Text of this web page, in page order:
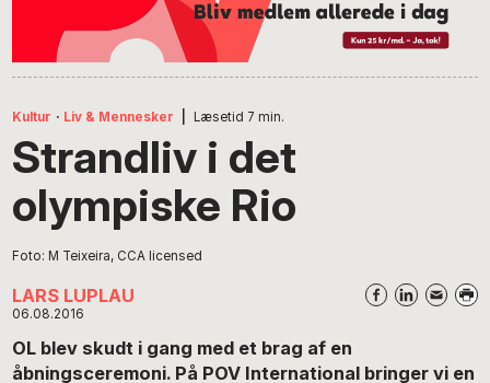
Kultur · Liv & Mennesker Læsetid 7 min.
Strandliv i det
olympiske Rio
Foto: M Teixeira, CCA licensed
LARS LUPLAU
06.08.2016
OL blev skudt i gang med et brag af en
åbningsceremoni. På POV International bringer vi en